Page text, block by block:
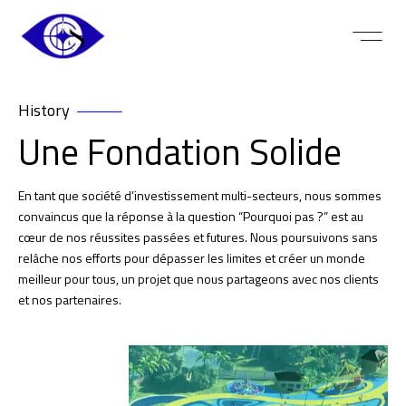
History
Une Fondation Solide
En tant que société d’investissement multi-secteurs, nous sommes
convaincus que la réponse à la question “Pourquoi pas ?” est au
cœur de nos réussites passées et futures. Nous poursuivons sans
relâche nos efforts pour dépasser les limites et créer un monde
meilleur pour tous, un projet que nous partageons avec nos clients
et nos partenaires.